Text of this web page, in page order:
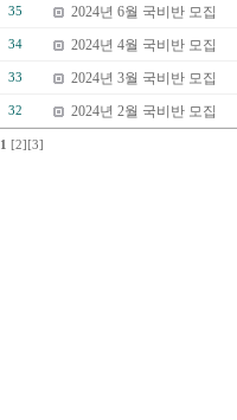
35 2024년 6월 국비반 모집
34 2024년 4월 국비반 모집
33 2024년 3월 국비반 모집
32 2024년 2월 국비반 모집
1 [2] [3]